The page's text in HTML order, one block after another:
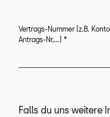
Daten
Vertrags-Nummer (z.B.
Antrags-Nr,...) *
Falls du uns weitere